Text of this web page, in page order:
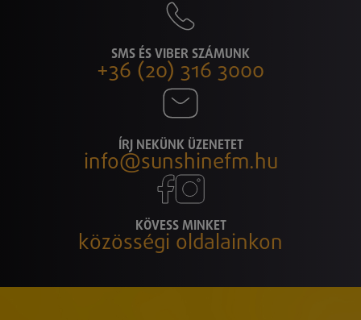
SMS ÉS VIBER SZÁMUNK
+36 (20) 316 3000
ÍRJ NEKÜNK ÜZENETET
info@sunshinefm.hu
KÖVESS MINKET
közösségi oldalainkon